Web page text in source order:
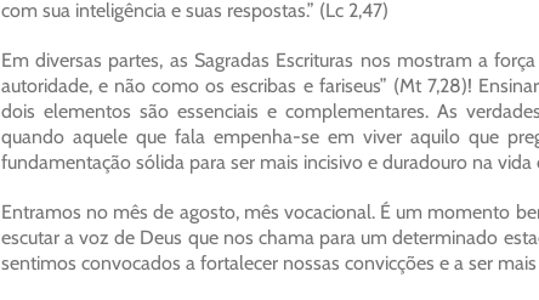
com sua inteligência e suas respostas.” (Lc 2,47)
Em diversas partes, as Sagradas Escrituras nos mostram a
autoridade, e não como os escribas e fariseus” (Mt 7,28)!
dois elementos são essenciais e complementares. As
quando aquele que fala empenha-se em viver aquilo que
fundamentação sólida para ser mais incisivo e duradouro na vida
Entramos no mês de agosto, mês vocacional. É um momento
escutar a voz de Deus que nos chama para um determinado
sentimos convocados a fortalecer nossas convicções e a ser